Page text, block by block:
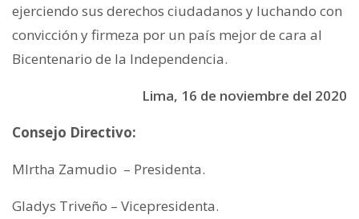
ejerciendo sus derechos ciudadanos y luchando con
convicción y firmeza por un país mejor de cara al
Bicentenario de la Independencia.
Lima, 16 de noviembre del 2020
Consejo Directivo:
MIrtha Zamudio – Presidenta.
Gladys Triveño – Vicepresidenta.